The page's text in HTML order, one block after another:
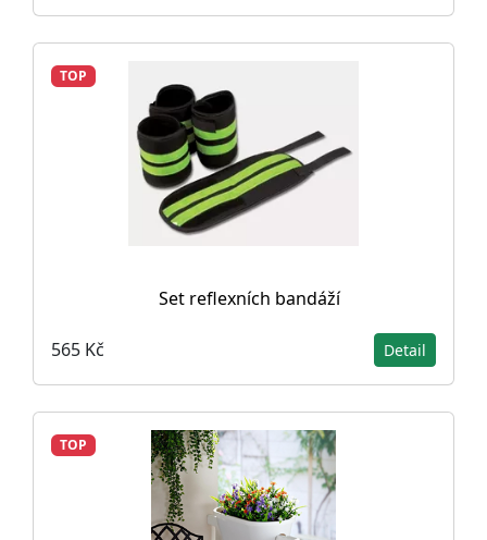
TOP
Set reflexních bandáží
565 Kč Detail
TOP